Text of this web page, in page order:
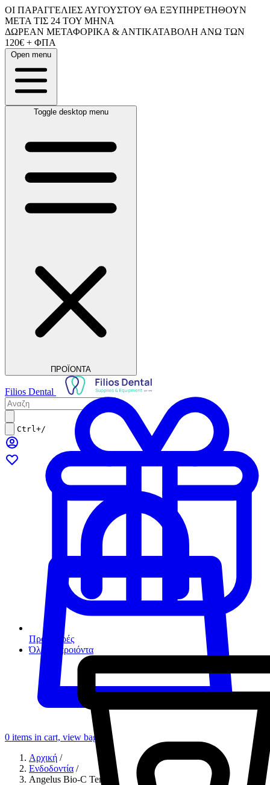
ΟΙ ΠΑΡΑΓΓΕΛΙΕΣ ΑΥΓΟΥΣΤΟΥ ΘΑ ΕΞΥΠΗΡΕΤΗΘΟΥΝ
ΜΕΤΑ ΤΙΣ 24 ΤΟΥ ΜΗΝΑ
ΔΩΡΕΑΝ ΜΕΤΑΦΟΡΙΚΑ & ΑΝΤΙΚΑΤΑΒΟΛΗ ΑΝΩ ΤΩΝ
120€ + ΦΠΑ
Open menu
Toggle desktop menu
ΠΡΟΪΟΝΤΑ
Προσφορές
Όλα τα προιόντα
Filios Dental
Ctrl+/
0 items in cart, view bag
Αρχική /
Ενδοδοντία /
Angelus Bio-C Temp